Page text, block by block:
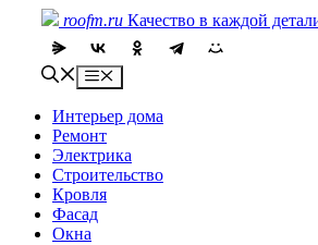
content
roofm.ru Качество в каждой
Menu
Интерьер дома
Ремонт
Электрика
Строительство
Кровля
Фасад
Окна